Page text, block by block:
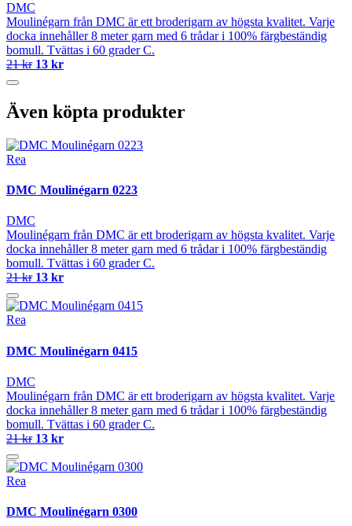
DMC
Moulinégarn från DMC är ett broderigarn av högsta kvalitet. Varje
docka innehåller 8 meter garn med 6 trådar i 100% färgbeständig
bomull. Tvättas i 60 grader C.
21 kr 13 kr
Även köpta produkter
Rea
DMC Moulinégarn 0223
DMC
Moulinégarn från DMC är ett broderigarn av högsta kvalitet. Varje
docka innehåller 8 meter garn med 6 trådar i 100% färgbeständig
bomull. Tvättas i 60 grader C.
21 kr 13 kr
Rea
DMC Moulinégarn 0415
DMC
Moulinégarn från DMC är ett broderigarn av högsta kvalitet. Varje
docka innehåller 8 meter garn med 6 trådar i 100% färgbeständig
bomull. Tvättas i 60 grader C.
21 kr 13 kr
Rea
DMC Moulinégarn 0300